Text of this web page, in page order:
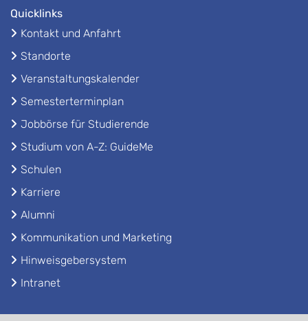
Quicklinks
Kontakt und Anfahrt
Standorte
Veranstaltungskalender
Semesterterminplan
Jobbörse für Studierende
Studium von A-Z: GuideMe
Schulen
Karriere
Alumni
Kommunikation und Marketing
Hinweisgebersystem
Intranet